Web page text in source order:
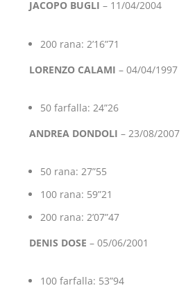
JACOPO BUGLI – 11/04/2004
200 rana: 2’16”71
LORENZO CALAMI – 04/04/1997
50 farfalla: 24”26
ANDREA DONDOLI – 23/08/2007
50 rana: 27”55
100 rana: 59”21
200 rana: 2’07”47
DENIS DOSE – 05/06/2001
100 farfalla: 53”94